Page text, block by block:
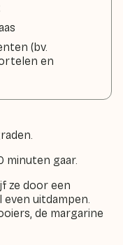
(bv.
en
minuten gaar.
ze door een
even uitdampen.
de margarine